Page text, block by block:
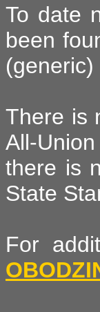
To date
been
There is
All-
there is
State
For